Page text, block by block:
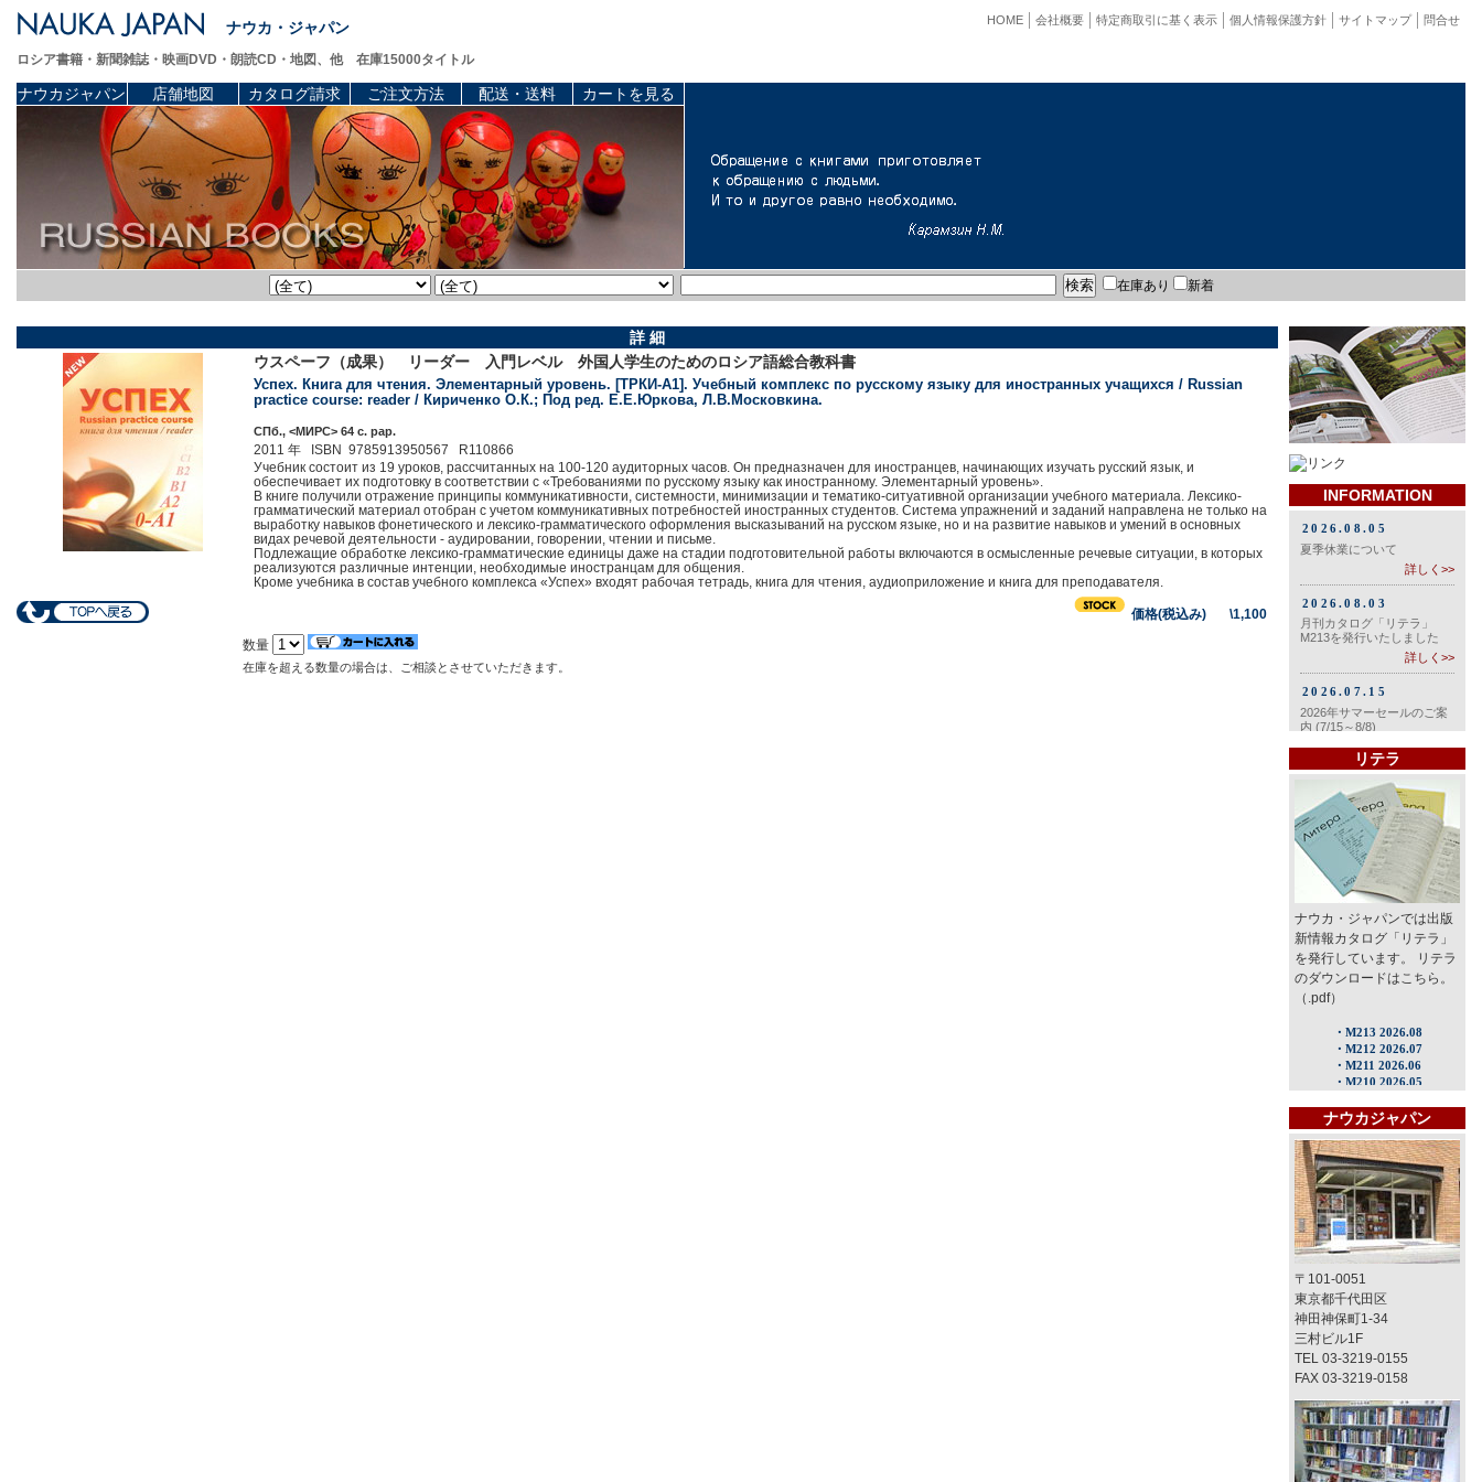
ナウカ・ジャパン 問合せ
サイトマップ
個人情報保護方針
特定商取引に基く表示
会社概要
HOME
ロシア書籍・新聞雑誌・映画DVD・朗読CD・地図、他 在庫15000タイトル
ナウカジャパン 店舗地図 カタログ請求 ご注文方法 配送・送料 カートを見る
在庫あり 新着
詳 細
ウスペーフ（成果） リーダー 入門レベル 外国人学生のためのロシア語総合教科書
Успех. Книга для чтения. Элементарный уровень. [ТРКИ-А1]. Учебный комплекс по русскому языку для иностранных учащихся / Russian
practice course: reader / Кириченко О.К.; Под ред. Е.Е.Юркова, Л.В.Московкина.
СПб., <МИРС> 64 c. pap.
2011 年 ISBN 9785913950567 R110866
Учебник состоит из 19 уроков, рассчитанных на 100-120 аудиторных часов. Он предназначен для иностранцев, начинающих изучать русский язык, и
обеспечивает их подготовку в соответствии с «Требованиями по русскому языку как иностранному. Элементарный уровень».
В книге получили отражение принципы коммуникативности, системности, минимизации и тематико-ситуативной организации учебного материала. Лексико-
грамматический материал отобран с учетом коммуникативных потребностей иностранных студентов. Система упражнений и заданий направлена не только на
выработку навыков фонетического и лексико-грамматического оформления высказываний на русском языке, но и на развитие навыков и умений в основных
видах речевой деятельности - аудировании, говорении, чтении и письме.
Подлежащие обработке лексико-грамматические единицы даже на стадии подготовительной работы включаются в осмысленные речевые ситуации, в которых
реализуются различные интенции, необходимые иностранцам для общения.
Кроме учебника в состав учебного комплекса «Успех» входят рабочая тетрадь, книга для чтения, аудиоприложение и книга для преподавателя.
価格(税込み) \1,100
数量
在庫を超える数量の場合は、ご相談とさせていただきます。
INFORMATION
リテラ
ナウカ・ジャパンでは出版
新情報カタログ「リテラ」
を発行しています。 リテラ
のダウンロードはこちら。
（.pdf）
ナウカジャパン
〒101-0051
東京都千代田区
神田神保町1-34
三村ビル1F
TEL 03-3219-0155
FAX 03-3219-0158